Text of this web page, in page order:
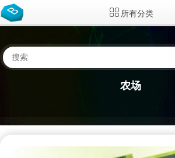
所有分类
农场